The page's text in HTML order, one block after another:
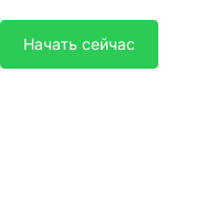
Начать сейчас